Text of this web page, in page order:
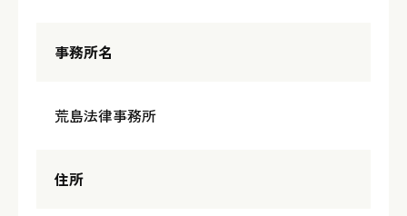
事務所名
荒島法律事務所
住所